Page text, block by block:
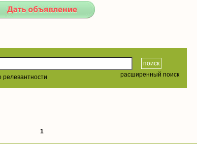
релевантности расширенный поиск
1